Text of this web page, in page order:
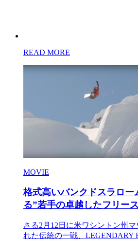
READ MORE
MOVIE
格式高いバンクドスラロー
る”若手の卓越したフリー
さる2月12日に米ワシントン州
れた伝統の一戦、LEGENDARY